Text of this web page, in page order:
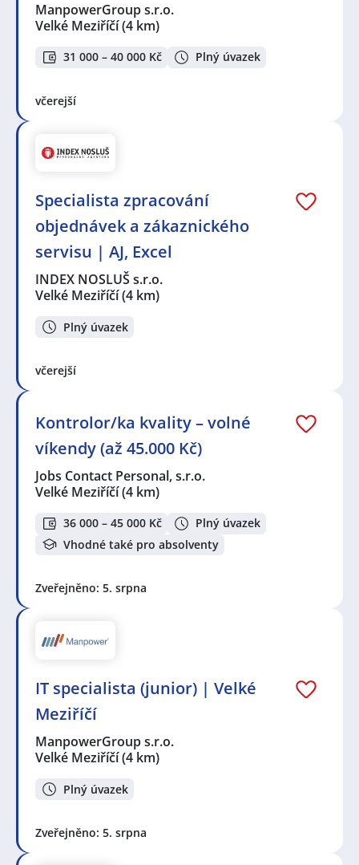
ManpowerGroup s.r.o.
Velké Meziříčí(4 km)
31 000 – 40 000 Kč Plný úvazek
včerejší
Specialista zpracování
objednávek a zákaznického
servisu | AJ, Excel
INDEX NOSLUŠ s.r.o.
Velké Meziříčí(4 km)
Plný úvazek
včerejší
Kontrolor/ka kvality – volné
víkendy (až 45.000 Kč)
Jobs Contact Personal, s.r.o.
Velké Meziříčí(4 km)
36 000 – 45 000 Kč
Plný úvazek
Vhodné také pro absolventy
Zveřejněno: 5. srpna
IT specialista (junior) | Velké
Meziříčí
ManpowerGroup s.r.o.
Velké Meziříčí(4 km)
Plný úvazek
Zveřejněno: 5. srpna